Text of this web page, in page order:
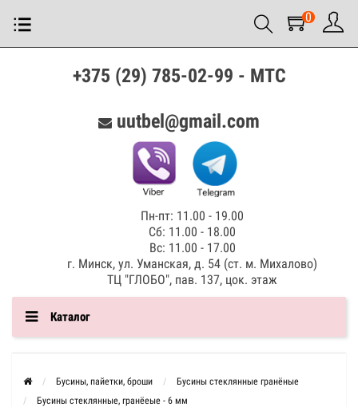
0
+375 (29) 785-02-99 - МТС
uutbel@gmail.com
Пн-пт: 11.00 - 19.00
Сб: 11.00 - 18.00
Вс: 11.00 - 17.00
г. Минск, ул. Уманская, д. 54 (ст. м. Михалово)
ТЦ "ГЛОБО", пав. 137, цок. этаж
Каталог
Бусины, пайетки, броши
Бусины стеклянные гранёные
Бусины стеклянные, гранёеые - 6 мм